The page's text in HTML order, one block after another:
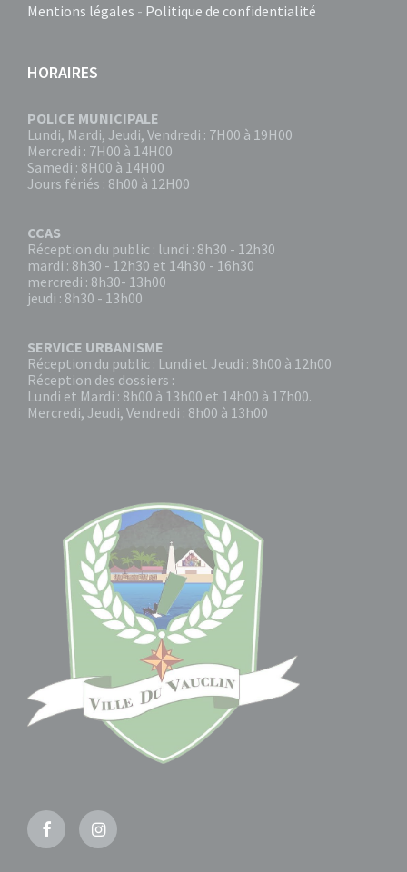
Mentions légales - Politique de confidentialité
HORAIRES
POLICE MUNICIPALE
Lundi, Mardi, Jeudi, Vendredi : 7H00 à 19H00
Mercredi : 7H00 à 14H00
Samedi : 8H00 à 14H00
Jours fériés : 8h00 à 12H00
CCAS
Réception du public : lundi : 8h30 - 12h30
mardi : 8h30 - 12h30 et 14h30 - 16h30
mercredi : 8h30- 13h00
jeudi : 8h30 - 13h00
SERVICE URBANISME
Réception du public : Lundi et Jeudi : 8h00 à 12h00
Réception des dossiers :
Lundi et Mardi : 8h00 à 13h00 et 14h00 à 17h00.
Mercredi, Jeudi, Vendredi : 8h00 à 13h00
FacebookInstagram